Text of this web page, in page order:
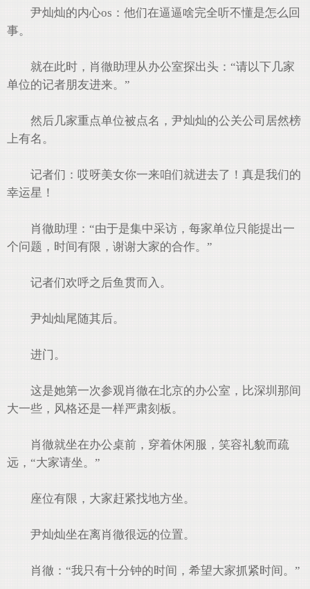
尹灿灿的内心os：他们在逼逼啥完全听不懂是怎么回
事。
就在此时，肖徹助理从办公室探出头：“请以下几家
单位的记者朋友进来。”
然后几家重点单位被点名，尹灿灿的公关公司居然榜
上有名。
记者们：哎呀美女你一来咱们就进去了！真是我们的
幸运星！
肖徹助理：“由于是集中采访，每家单位只能提出一
个问题，时间有限，谢谢大家的合作。”
记者们欢呼之后鱼贯而入。
尹灿灿尾随其后。
进门。
这是她第一次参观肖徹在北京的办公室，比深圳那间
大一些，风格还是一样严肃刻板。
肖徹就坐在办公桌前，穿着休闲服，笑容礼貌而疏
远，“大家请坐。”
座位有限，大家赶紧找地方坐。
尹灿灿坐在离肖徹很远的位置。
肖徹：“我只有十分钟的时间，希望大家抓紧时间。”